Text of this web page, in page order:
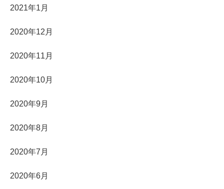
2021年1月
2020年12月
2020年11月
2020年10月
2020年9月
2020年8月
2020年7月
2020年6月